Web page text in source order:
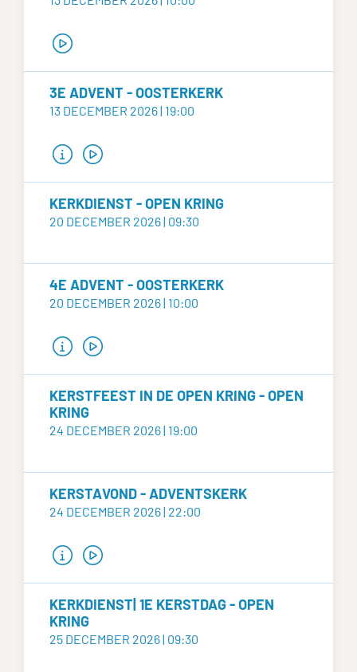
3E ADVENT - OOSTERKERK
13 DECEMBER 2026 | 19:00
KERKDIENST - OPEN KRING
20 DECEMBER 2026 | 09:30
4E ADVENT - OOSTERKERK
20 DECEMBER 2026 | 10:00
KERSTFEEST IN DE OPEN KRING - OPEN
KRING
24 DECEMBER 2026 | 19:00
KERSTAVOND - ADVENTSKERK
24 DECEMBER 2026 | 22:00
KERKDIENST| 1E KERSTDAG - OPEN
KRING
25 DECEMBER 2026 | 09:30